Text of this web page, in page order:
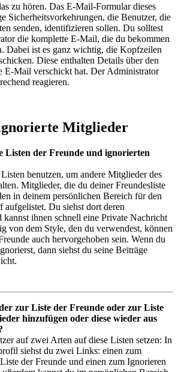
zu hören. Das E-Mail-Formular dieses
Sicherheitsvorkehrungen, die Benutzer, die
senden, identifizieren sollen. Du solltest
die komplette E-Mail, die du bekommen
Dabei ist es ganz wichtig, die Kopfzeilen
Diese enthalten Details über den
E-Mail verschickt hat. Der Administrator
reagieren.
Mitglieder
Listen der Freunde und ignorierten
benutzen, um andere Mitglieder des
Mitglieder, die du deiner Freundesliste
in deinem persönlichen Bereich für den
aufgelistet. Du siehst dort deren
kannst ihnen schnell eine Private Nachricht
von dem Style, den du verwendest, können
auch hervorgehoben sein. Wenn du
dann siehst du seine Beiträge
zur Liste der Freunde oder zur Liste
hinzufügen oder diese wieder aus
auf zwei Arten auf diese Listen setzen: In
siehst du zwei Links: einen zum
der Freunde und einen zum Ignorieren